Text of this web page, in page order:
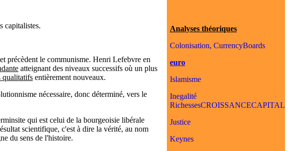
Analyses théoriques
Colonisation, CurrencyBoards
euro
Islamisme
Inegalité
RichessesCROISSANCECAPITAL
Justice
Keynes
capitalistes.
précèdent le communisme. Henri Lefebvre en
atteignant des niveaux successifs où un plus
qualitatifs entièrement nouveaux.
nécessaire, donc déterminé, vers le
qui est celui de la bourgeoisie libérale
scientifique, c'est à dire la vérité, au nom
du sens de l'histoire.